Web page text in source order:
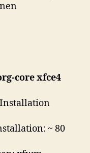
core xfce4
~ 80